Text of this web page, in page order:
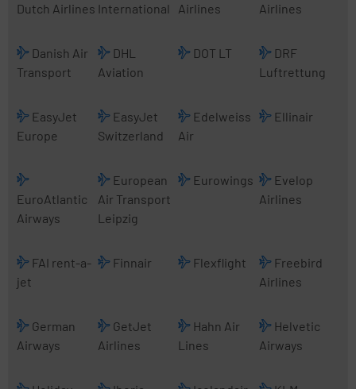
Dutch Airlines International
Airlines
Airlines
Danish Air
Transport
DHL
Aviation
DOT LT
DRF
Luftrettung
EasyJet
Europe
EasyJet
Switzerland
Edelweiss
Air
Ellinair
EuroAtlantic
Airways
European
Air Transport
Leipzig
Eurowings
Evelop
Airlines
FAI rent-a-
jet
Finnair Flexflight
Freebird
Airlines
German
Airways
GetJet
Airlines
Hahn Air
Lines
Helvetic
Airways